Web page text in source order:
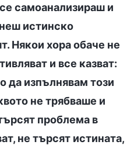
самоанализираш и
истинско
Някои хора обаче не
и все казват:
да изпълнявам този
не трябваше и
проблема в
не търсят истината,